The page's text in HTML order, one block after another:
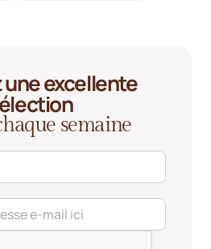
excellente
semaine